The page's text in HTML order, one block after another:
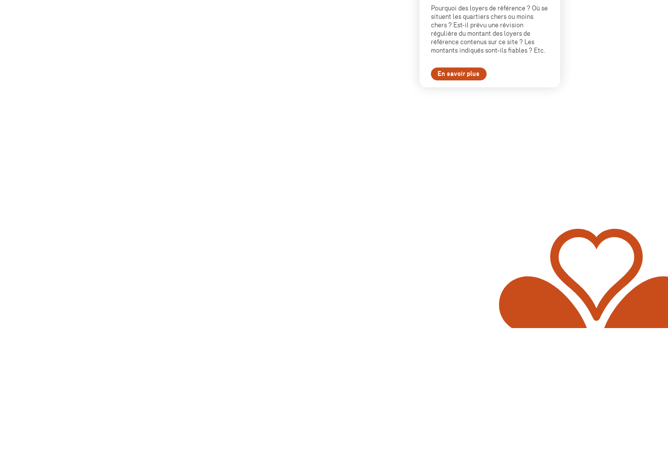
Pourquoi des loyers de référence ? Où se
situent les quartiers chers ou moins
chers ? Est-il prévu une révision
régulière du montant des loyers de
référence contenus sur ce site ? Les
montants indiqués sont-ils fiables ? Etc.
En savoir plus